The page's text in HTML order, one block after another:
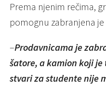
Prema njenim rečima,
pomognu zabranjena
–Prodavnicama je
šatore, a kamion koji
stvari za studente nije